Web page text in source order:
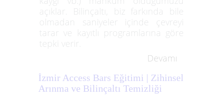
açıklar. Bilinçaltı, biz farkında bile
olmadan saniyeler içinde çevreyi
tarar ve kayıtlı programlarına göre
tepki verir.
Devamı
İzmir Access Bars Eğitimi | Zihinsel
Arınma ve Bilinçaltı Temizliği